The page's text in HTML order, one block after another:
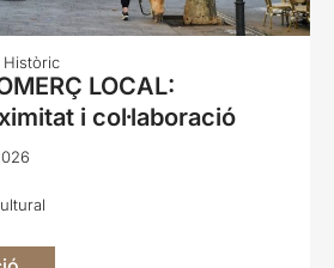
Històric
LOCAL:
i col·laboració